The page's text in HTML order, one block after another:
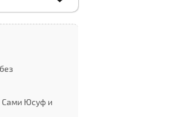
Сами Юсуф и